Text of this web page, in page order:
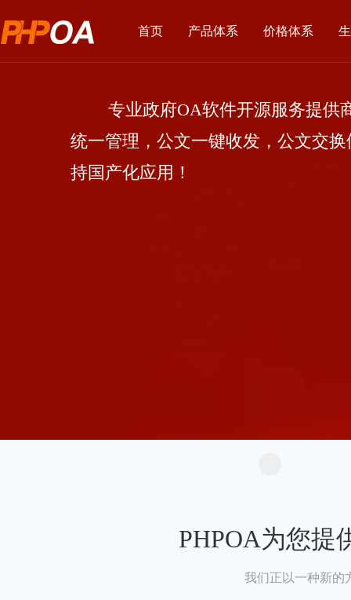
首页 产品体系 价格体系
专业政府OA软件开源服务提供商
统一管理，公文一键收发，公文交
持国产化应用！
PHPOA为您提
我们正以一种新的